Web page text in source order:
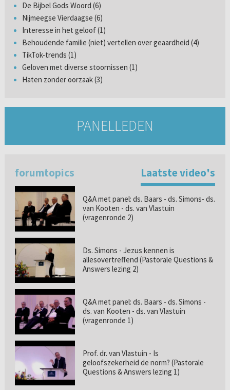
De Bijbel Gods Woord (6)
Nijmeegse Vierdaagse (6)
Interesse in het geloof (1)
Behoudende familie (niet) vertellen over geaardheid (4)
TikTok-trends (1)
Geloven met diverse stoornissen (1)
Haten zonder oorzaak (3)
PANELLEDEN
forumtopics Laatste video's
Q&A met panel: ds. Baars - ds. Simons- ds.
van Kooten - ds. van Vlastuin
(vragenronde 2)
Ds. Simons - Jezus kennen is
allesovertreffend (Pastorale Questions &
Answers lezing 2)
Q&A met panel: ds. Baars - ds. Simons -
ds. van Kooten - ds. van Vlastuin
(vragenronde 1)
Prof. dr. van Vlastuin - Is
geloofszekerheid de norm? (Pastorale
Questions & Answers lezing 1)